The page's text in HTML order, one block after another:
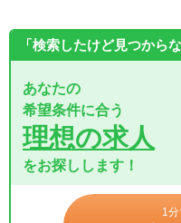
「検索したけど見つから
あなたの
希望条件に合う
理想の求人
をお探しします！
1分